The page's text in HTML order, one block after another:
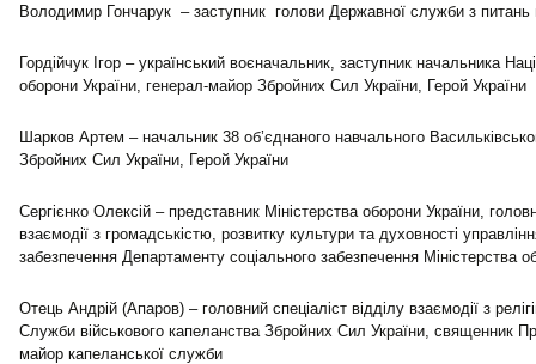
Володимир Гончарук – заступник голови Державної служби з питань
Гордійчук Ігор – український воєначальник, заступник начальника
оборони України, генерал-майор Збройних Сил України, Герой України
Шарков Артем – начальник 38 об’єднаного навчального
Збройних Сил України, Герой України
Сергієнко Олексій – представник Міністерства оборони України,
взаємодії з громадськістю, розвитку культури та духовності
забезпечення Департаменту соціального забезпечення Міністерства
Отець Андрій (Апаров) – головний спеціаліст відділу взаємодії з
Служби військового капеланства Збройних Сил України, священник
майор капеланської служби